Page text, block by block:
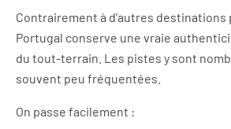
Contrairement à d’autres destinations
Portugal conserve une vraie
du tout-terrain. Les pistes y sont
souvent peu fréquentées.
On passe facilement :